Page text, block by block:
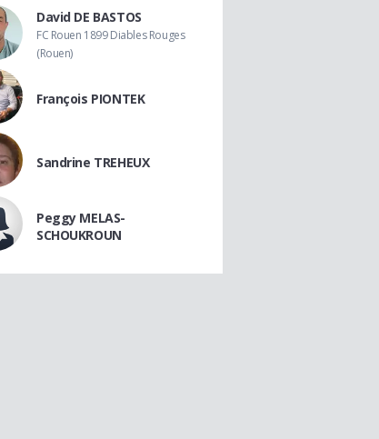
David DE BASTOS
FC Rouen 1899 Diables Rouges
(Rouen)
François PIONTEK
Sandrine TREHEUX
Peggy MELAS-
SCHOUKROUN